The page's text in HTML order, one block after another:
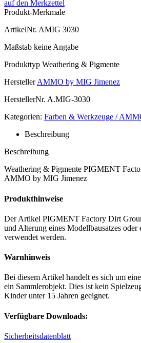
auf den Merkzettel
Produkt-Merkmale
ArtikelNr. AMIG 3030
Maßstab keine Angabe
Produkttyp Weathering & Pigmente
Hersteller AMMO by MIG Jimenez
HerstellerNr. A.MIG-3030
Kategorien: Farben & Werkzeuge /
Beschreibung
Beschreibung
Weathering & Pigmente PIGMENT
AMMO by MIG Jimenez
Produkthinweise
Der Artikel PIGMENT Factory Dirt
und Alterung eines Modellbausatzes oder
verwendet werden.
Warnhinweis
Bei diesem Artikel handelt es sich um
ein Sammlerobjekt. Dies ist kein
Kinder unter 15 Jahren geeignet.
Verfügbare Downloads:
Sicherheitsdatenblatt